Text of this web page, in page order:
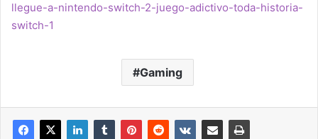
llegue-a-nintendo-switch-2-juego-adictivo-toda-historia-
switch-1
Gaming